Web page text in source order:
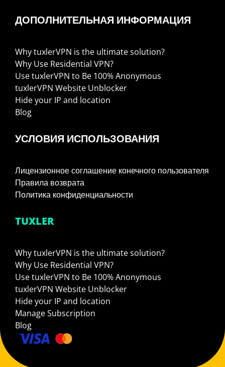
ДОПОЛНИТЕЛЬНАЯ ИНФОРМАЦИЯ
Why tuxlerVPN is the ultimate solution?
Why Use Residential VPN?
Use tuxlerVPN to Be 100% Anonymous
tuxlerVPN Website Unblocker
Hide your IP and location
Blog
УСЛОВИЯ ИСПОЛЬЗОВАНИЯ
Лицензионное соглашение конечного пользователя
Правила возврата
Политика конфиденциальности
TUXLER
Why tuxlerVPN is the ultimate solution?
Why Use Residential VPN?
Use tuxlerVPN to Be 100% Anonymous
tuxlerVPN Website Unblocker
Hide your IP and location
Manage Subscription
Blog